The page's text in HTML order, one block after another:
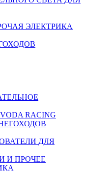
ЭЛЕКТРИКА
RACING
ДЛЯ
И ПРОЧЕЕ